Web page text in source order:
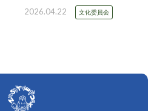
2026.04.22 文化委員会